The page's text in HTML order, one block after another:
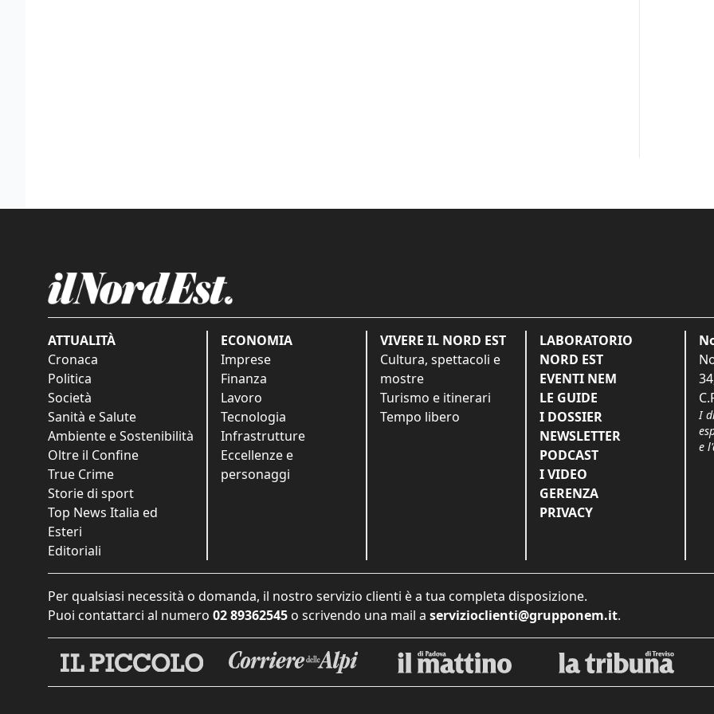
ATTUALITÀ
Cronaca
Politica
Società
Sanità e Salute
Ambiente e Sostenibilità
Oltre il Confine
True Crime
Storie di sport
Top News Italia ed
Esteri
Editoriali
ECONOMIA
Imprese
Finanza
Lavoro
Tecnologia
Infrastrutture
Eccellenze e
personaggi
VIVERE IL NORD EST
Cultura, spettacoli e
mostre
Turismo e itinerari
Tempo libero
LABORATORIO
NORD EST
EVENTI NEM
LE GUIDE
I DOSSIER
NEWSLETTER
PODCAST
I VIDEO
GERENZA
PRIVACY
I
e
Per qualsiasi necessità o domanda, il nostro servizio clienti è a tua completa disposizione.
Puoi contattarci al numero 02 89362545 o scrivendo una mail a servizioclienti@grupponem.it.